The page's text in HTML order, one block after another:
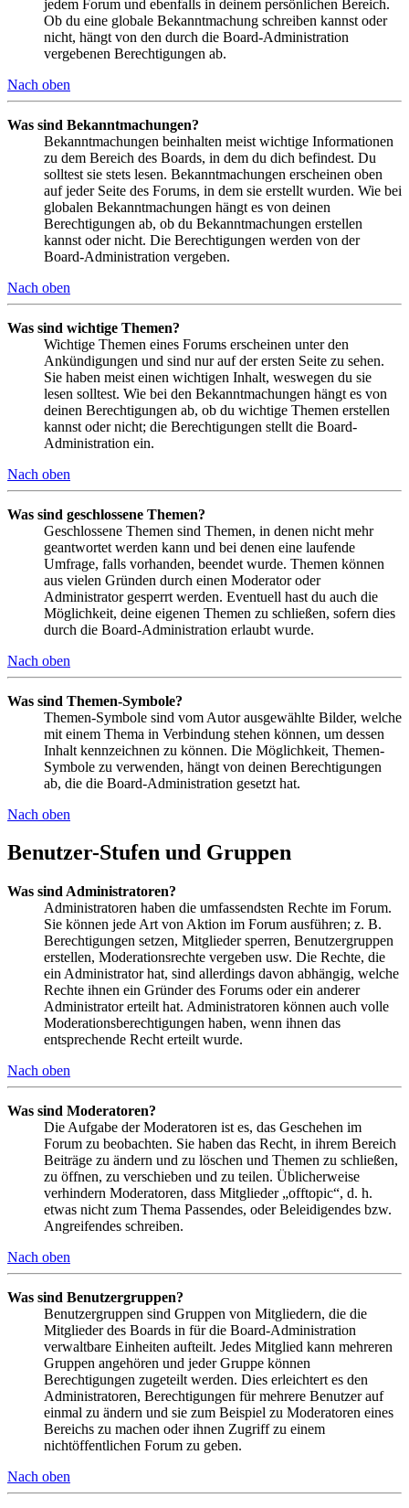
jedem Forum und ebenfalls in deinem persönlichen Bereich.
Ob du eine globale Bekanntmachung schreiben kannst oder
nicht, hängt von den durch die Board-Administration
vergebenen Berechtigungen ab.
Nach oben
Was sind Bekanntmachungen?
Bekanntmachungen beinhalten meist wichtige Informationen
zu dem Bereich des Boards, in dem du dich befindest. Du
solltest sie stets lesen. Bekanntmachungen erscheinen oben
auf jeder Seite des Forums, in dem sie erstellt wurden. Wie bei
globalen Bekanntmachungen hängt es von deinen
Berechtigungen ab, ob du Bekanntmachungen erstellen
kannst oder nicht. Die Berechtigungen werden von der
Board-Administration vergeben.
Nach oben
Was sind wichtige Themen?
Wichtige Themen eines Forums erscheinen unter den
Ankündigungen und sind nur auf der ersten Seite zu sehen.
Sie haben meist einen wichtigen Inhalt, weswegen du sie
lesen solltest. Wie bei den Bekanntmachungen hängt es von
deinen Berechtigungen ab, ob du wichtige Themen erstellen
kannst oder nicht; die Berechtigungen stellt die Board-
Administration ein.
Nach oben
Was sind geschlossene Themen?
Geschlossene Themen sind Themen, in denen nicht mehr
geantwortet werden kann und bei denen eine laufende
Umfrage, falls vorhanden, beendet wurde. Themen können
aus vielen Gründen durch einen Moderator oder
Administrator gesperrt werden. Eventuell hast du auch die
Möglichkeit, deine eigenen Themen zu schließen, sofern dies
durch die Board-Administration erlaubt wurde.
Nach oben
Was sind Themen-Symbole?
Themen-Symbole sind vom Autor ausgewählte Bilder, welche
mit einem Thema in Verbindung stehen können, um dessen
Inhalt kennzeichnen zu können. Die Möglichkeit, Themen-
Symbole zu verwenden, hängt von deinen Berechtigungen
ab, die die Board-Administration gesetzt hat.
Nach oben
Benutzer-Stufen und Gruppen
Was sind Administratoren?
Administratoren haben die umfassendsten Rechte im Forum.
Sie können jede Art von Aktion im Forum ausführen; z. B.
Berechtigungen setzen, Mitglieder sperren, Benutzergruppen
erstellen, Moderationsrechte vergeben usw. Die Rechte, die
ein Administrator hat, sind allerdings davon abhängig, welche
Rechte ihnen ein Gründer des Forums oder ein anderer
Administrator erteilt hat. Administratoren können auch volle
Moderationsberechtigungen haben, wenn ihnen das
entsprechende Recht erteilt wurde.
Nach oben
Was sind Moderatoren?
Die Aufgabe der Moderatoren ist es, das Geschehen im
Forum zu beobachten. Sie haben das Recht, in ihrem Bereich
Beiträge zu ändern und zu löschen und Themen zu schließen,
zu öffnen, zu verschieben und zu teilen. Üblicherweise
verhindern Moderatoren, dass Mitglieder „offtopic“, d. h.
etwas nicht zum Thema Passendes, oder Beleidigendes bzw.
Angreifendes schreiben.
Nach oben
Was sind Benutzergruppen?
Benutzergruppen sind Gruppen von Mitgliedern, die die
Mitglieder des Boards in für die Board-Administration
verwaltbare Einheiten aufteilt. Jedes Mitglied kann mehreren
Gruppen angehören und jeder Gruppe können
Berechtigungen zugeteilt werden. Dies erleichtert es den
Administratoren, Berechtigungen für mehrere Benutzer auf
einmal zu ändern und sie zum Beispiel zu Moderatoren eines
Bereichs zu machen oder ihnen Zugriff zu einem
nichtöffentlichen Forum zu geben.
Nach oben